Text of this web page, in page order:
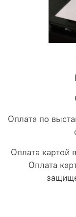
Оплата по
Оплата картой
Оплата